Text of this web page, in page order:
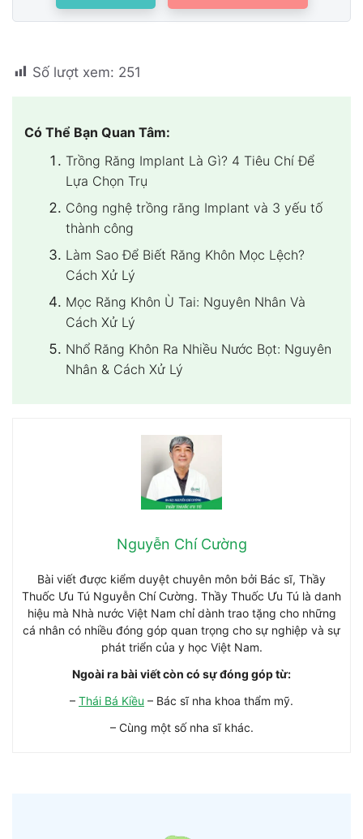
Số lượt xem: 251
Có Thể Bạn Quan Tâm:
Trồng Răng Implant Là Gì? 4 Tiêu Chí Để
Lựa Chọn Trụ
Công nghệ trồng răng Implant và 3 yếu tố
thành công
Làm Sao Để Biết Răng Khôn Mọc Lệch?
Cách Xử Lý
Mọc Răng Khôn Ù Tai: Nguyên Nhân Và
Cách Xử Lý
Nhổ Răng Khôn Ra Nhiều Nước Bọt: Nguyên
Nhân & Cách Xử Lý
Nguyễn Chí Cường
Bài viết được kiểm duyệt chuyên môn bởi Bác sĩ, Thầy
Thuốc Ưu Tú Nguyễn Chí Cường. Thầy Thuốc Ưu Tú là danh
hiệu mà Nhà nước Việt Nam chỉ dành trao tặng cho những
cá nhân có nhiều đóng góp quan trọng cho sự nghiệp và sự
phát triển của y học Việt Nam.
Ngoài ra bài viết còn có sự đóng góp từ:
– Thái Bá Kiều – Bác sĩ nha khoa thẩm mỹ.
– Cùng một số nha sĩ khác.